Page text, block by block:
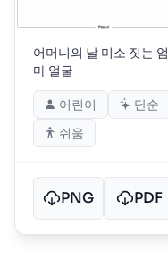
어머니의 날 미소 짓는 엄
마 얼굴
어린이
단순
쉬움
PNG PDF